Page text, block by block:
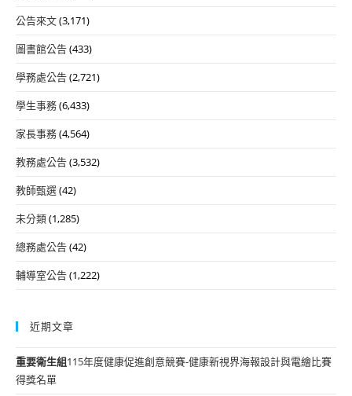
公告來文(3,171)
圖書館公告(433)
學務處公告(2,721)
學生事務(6,433)
家長事務(4,564)
教務處公告(3,532)
教師甄選(42)
未分類(1,285)
總務處公告(42)
輔導室公告(1,222)
近期文章
重要衛生組115年度健康促進創意競賽-健康新視界海報設計與電繪比賽
得獎名單